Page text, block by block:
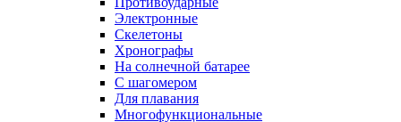
Электронные
Скелетоны
Хронографы
На солнечной батарее
С шагомером
Для плавания
Многофункциональные